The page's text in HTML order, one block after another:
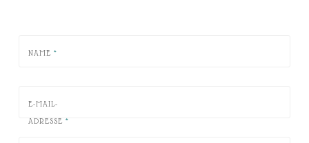
NAME *
E-MAIL-
ADRESSE *